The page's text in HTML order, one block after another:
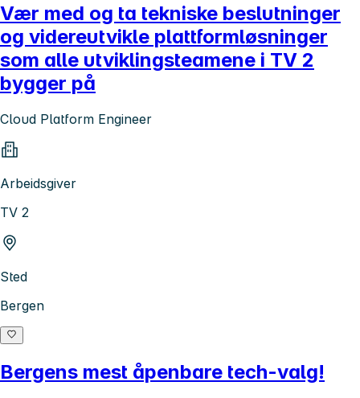
Vær med og ta tekniske beslutninger
og videreutvikle plattformløsninger
som alle utviklingsteamene i TV 2
bygger på
Cloud Platform Engineer
Arbeidsgiver
TV 2
Sted
Bergen
Bergens mest åpenbare tech-valg!